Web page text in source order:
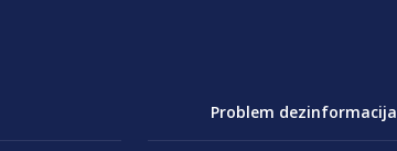
Problem dezinformacija